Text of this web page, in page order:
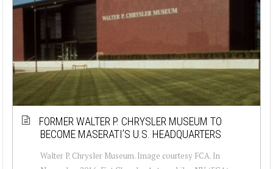
FORMER WALTER P. CHRYSLER MUSEUM TO
BECOME MASERATI’S U.S. HEADQUARTERS
Walter P. Chrysler Museum. Image courtesy FCA. In